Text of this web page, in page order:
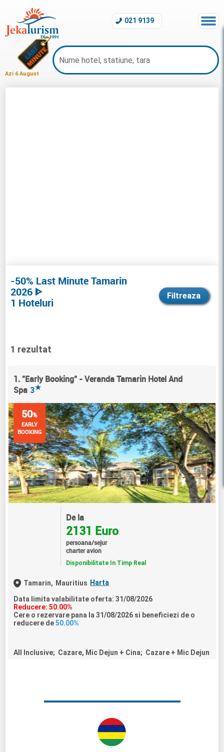
Azi 6 August
021 9139
1 rezultat
1. "Early Booking" - Veranda Tamarin Hotel And
Spa 3★
50%
EARLY
BOOKING
De la
2131 Euro
persoana/sejur
charter avion
Disponibilitate In Timp Real
Tamarin, Mauritius Harta
Data limita valabilitate oferta: 31/08/2026
Reducere: 50.00%
Cere o rezervare pana la 31/08/2026 si beneficiezi de o
reducere de50.00%
All Inclusive; Cazare, Mic Dejun + Cina; Cazare + Mic Dejun
-50% Last Minute Tamarin
2026 ᐈ
1 Hoteluri
Filtreaza